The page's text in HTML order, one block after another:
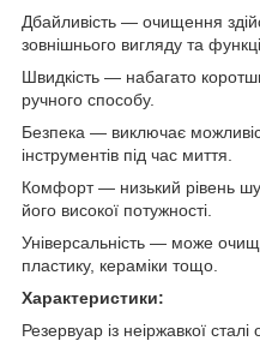
Дбайливість — очищення
зовнішнього вигляду та
Швидкість — набагато
ручного способу.
Безпека — виключає
інструментів під час миття.
Комфорт — низький рівень
його високої потужності.
Універсальність — може
пластику, кераміки тощо.
Характеристики:
Резервуар із неіржавкої